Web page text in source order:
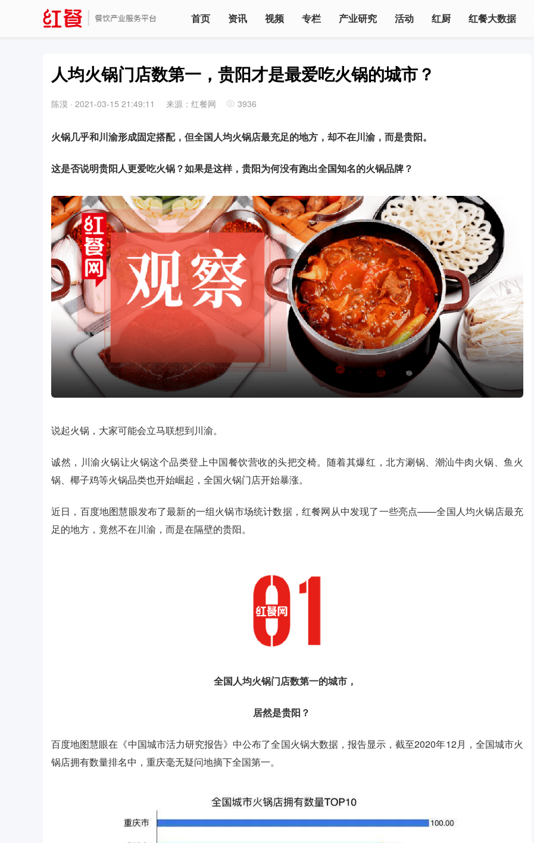
首页 资讯 视频 专栏 产业研究 活动 红厨 红餐大数据
人均火锅门店数第一，贵阳才是最爱吃火锅的城市？
陈漠 · 2021-03-15 21:49:11 来源：红餐网 3936
火锅几乎和川渝形成固定搭配，但全国人均火锅店最充足的地方，却不在川渝，而是贵阳。
这是否说明贵阳人更爱吃火锅？如果是这样，贵阳为何没有跑出全国知名的火锅品牌？
说起火锅，大家可能会立马联想到川渝。
诚然，川渝火锅让火锅这个品类登上中国餐饮营收的头把交椅。随着其爆红，北方涮锅、潮汕牛肉火锅、鱼火
锅、椰子鸡等火锅品类也开始崛起，全国火锅门店开始暴涨。
近日，百度地图慧眼发布了最新的一组火锅市场统计数据，红餐网从中发现了一些亮点——全国人均火锅店最充
足的地方，竟然不在川渝，而是在隔壁的贵阳。
全国人均火锅门店数第一的城市，
居然是贵阳？
百度地图慧眼在《中国城市活力研究报告》中公布了全国火锅大数据，报告显示，截至2020年12月，全国城市火
锅店拥有数量排名中，重庆毫无疑问地摘下全国第一。